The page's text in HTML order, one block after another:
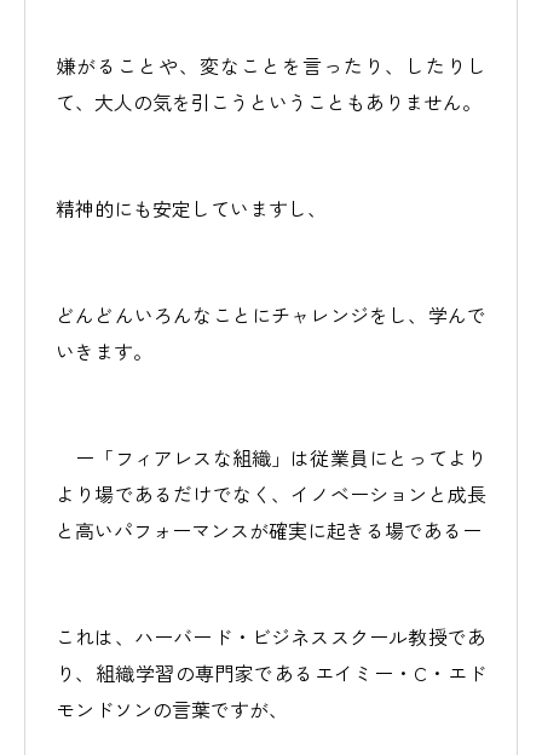
嫌がることや、変なことを言ったり、したりし
て、大人の気を引こうということもありません。
精神的にも安定していますし、
どんどんいろんなことにチャレンジをし、学んで
いきます。
ー「フィアレスな組織」は従業員にとってより
より場であるだけでなく、イノベーションと成長
と高いパフォーマンスが確実に起きる場であるー
これは、ハーバード・ビジネススクール教授であ
り、組織学習の専門家であるエイミー・C・エド
モンドソンの言葉ですが、